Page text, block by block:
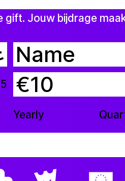
Jouw bijdrage
€
Yearly